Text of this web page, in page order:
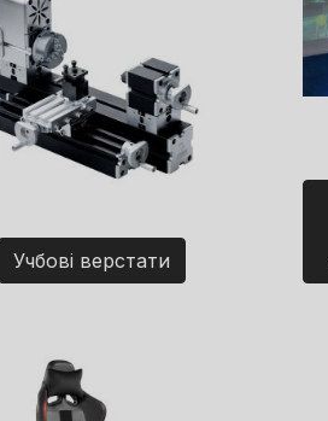
Учбові верстати